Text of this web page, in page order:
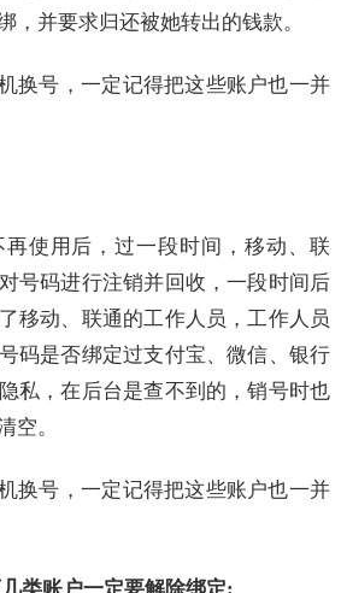
，并要求归还被她转出的钱款。
使用后，过一段时间，移动、联
号码进行注销并回收，一段时间后
移动、联通的工作人员，工作人员
码是否绑定过支付宝、微信、银行
私，在后台是查不到的，销号时也
空。